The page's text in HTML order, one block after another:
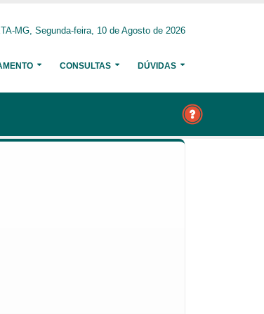
MG, Segunda-feira, 10 de Agosto de 2026
CONSULTAS DÚVIDAS